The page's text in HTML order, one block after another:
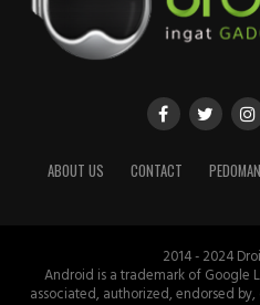
ABOUT US CONTACT
2014 - 2024
Android is a trademark of Google
associated, authorized, endorsed